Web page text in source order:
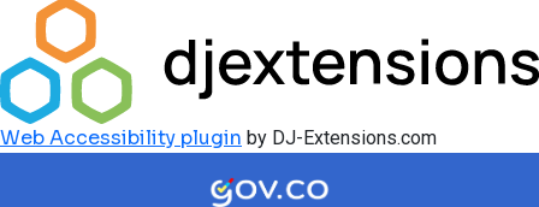
Web Accessibility plugin by DJ-Extensions.com